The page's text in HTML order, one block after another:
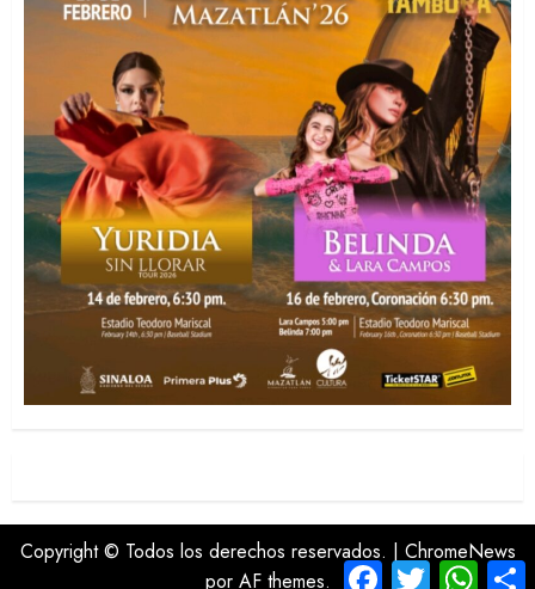
Copyright © Todos los derechos reservados. | ChromeNews
por AF themes.
Facebook
Twitter